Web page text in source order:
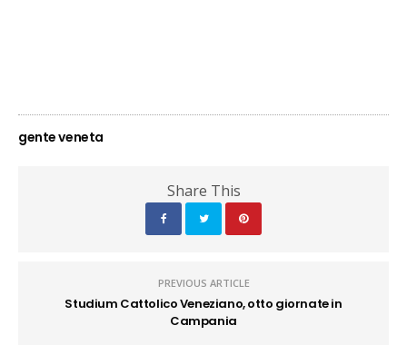
gente veneta
Share This
PREVIOUS ARTICLE
Studium Cattolico Veneziano, otto giornate in
Campania